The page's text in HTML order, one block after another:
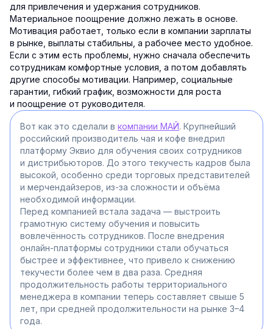
для привлечения и удержания сотрудников.
Материальное поощрение должно лежать в основе.
Мотивация работает, только если в компании зарплаты
в рынке, выплаты стабильны, а рабочее место удобное.
Если с этим есть проблемы, нужно сначала обеспечить
сотрудникам комфортные условия, а потом добавлять
другие способы мотивации. Например, социальные
гарантии, гибкий график, возможности для роста
и поощрение от руководителя.
Вот как это сделали в компании МАЙ. Крупнейший
российский производитель чая и кофе внедрил
платформу Эквио для обучения своих сотрудников
и дистрибьюторов. До этого текучесть кадров была
высокой, особенно среди торговых представителей
и мерчендайзеров, из-за сложности и объёма
необходимой информации.
Перед компанией встала задача — выстроить
грамотную систему обучения и повысить
вовлечённость сотрудников. После внедрения
онлайн-платформы сотрудники стали обучаться
быстрее и эффективнее, что привело к снижению
текучести более чем в два раза. Средняя
продолжительность работы территориального
менеджера в компании теперь составляет свыше 5
лет, при средней продолжительности на рынке 3–4
года.